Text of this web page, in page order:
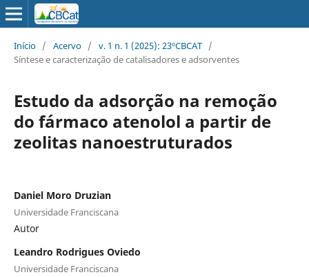
Início / Acervo / v. 1 n. 1 (2025): 23ºCBCAT /
Síntese e caracterização de catalisadores e adsorventes
Estudo da adsorção na remoção
do fármaco atenolol a partir de
zeolitas nanoestruturados
Daniel Moro Druzian
Universidade Franciscana
Autor
Leandro Rodrigues Oviedo
Universidade Franciscana